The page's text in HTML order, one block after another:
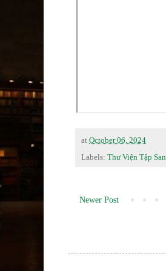
at October 06, 2024
Labels: Thư Viện Tập San
Newer Post